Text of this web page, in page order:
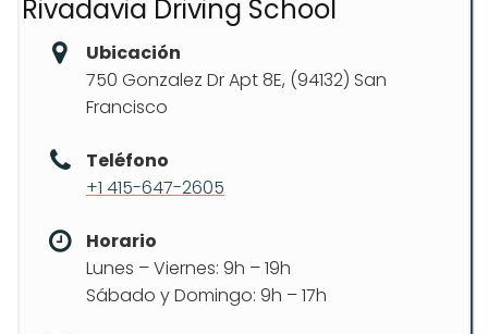
Rivadavia Driving School
Ubicación
750 Gonzalez Dr Apt 8E, (94132) San
Francisco
Teléfono
+1 415-647-2605
Horario
Lunes – Viernes: 9h – 19h
Sábado y Domingo: 9h – 17h